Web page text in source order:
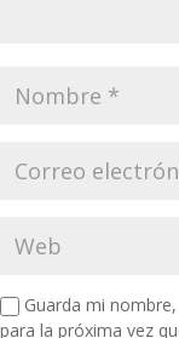
Guarda mi
para la próxima vez